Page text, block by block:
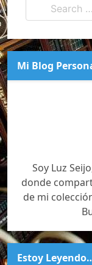
Mi Blog
Soy Luz
donde
de mi
Estoy